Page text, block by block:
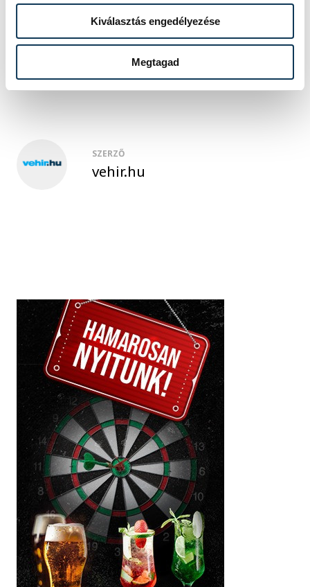
Kiválasztás engedélyezése
Megtagad
küzdősportok
Centrum SE
Janku Ferenc
SZERZŐ
vehir.hu